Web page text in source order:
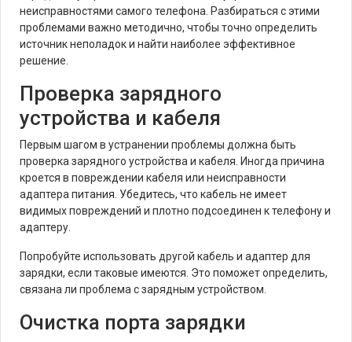
неисправностями самого телефона. Разбираться с этими
проблемами важно методично, чтобы точно определить
источник неполадок и найти наиболее эффективное
решение.
Проверка зарядного
устройства и кабеля
Первым шагом в устранении проблемы должна быть
проверка зарядного устройства и кабеля. Иногда причина
кроется в повреждении кабеля или неисправности
адаптера питания. Убедитесь, что кабель не имеет
видимых повреждений и плотно подсоединен к телефону и
адаптеру.
Попробуйте использовать другой кабель и адаптер для
зарядки, если таковые имеются. Это поможет определить,
связана ли проблема с зарядным устройством.
Очистка порта зарядки